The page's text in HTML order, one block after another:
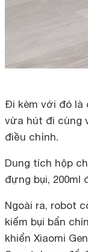
Đi kèm với đó là
vừa hút đi cùng
điều chỉnh.
Dung tích hộp
đựng bụi,
Ngoài ra, robot
kiếm bụi bẩn
khiển Xiaomi